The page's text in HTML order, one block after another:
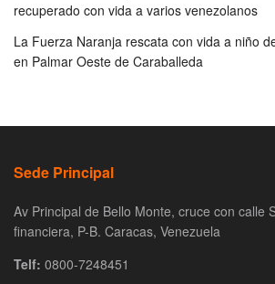
recuperado con vida a varios venezolanos
La Fuerza Naranja rescata con vida a niño
en Palmar Oeste de Caraballeda
Sede Principal
Av Principal de Bello Monte, cruce con calle
financiera, P-B. Caracas, Venezuela
Telf: 0800-7248451